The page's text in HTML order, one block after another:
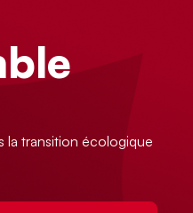
la transition écologique